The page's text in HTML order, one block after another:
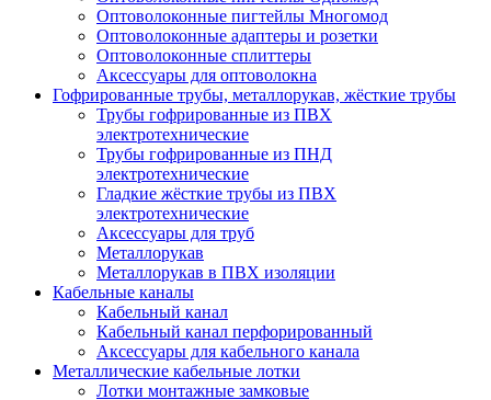
Оптоволоконные пигтейлы Многомод
Оптоволоконные адаптеры и розетки
Оптоволоконные сплиттеры
Аксессуары для оптоволокна
Гофрированные трубы, металлорукав, жёсткие трубы
Трубы гофрированные из ПВХ
электротехнические
Трубы гофрированные из ПНД
электротехнические
Гладкие жёсткие трубы из ПВХ
электротехнические
Аксессуары для труб
Металлорукав
Металлорукав в ПВХ изоляции
Кабельные каналы
Кабельный канал
Кабельный канал перфорированный
Аксессуары для кабельного канала
Металлические кабельные лотки
Лотки монтажные замковые